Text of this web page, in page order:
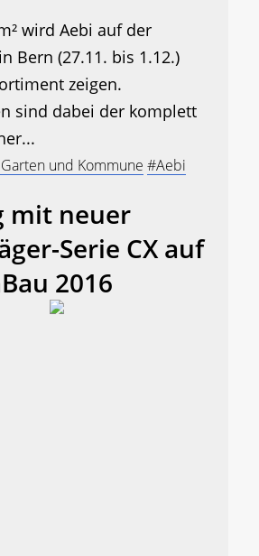
wird Aebi auf der
Bern (27.11. bis 1.12.)
zeigen.
sind dabei der komplett
und Kommune #Aebi
mit neuer
Serie CX auf
2016